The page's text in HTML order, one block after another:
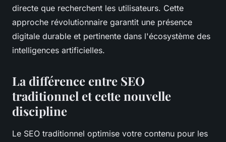
directe que recherchent les utilisateurs. Cette
approche révolutionnaire garantit une présence
digitale durable et pertinente dans l'écosystème des
intelligences artificielles.
La différence entre SEO
traditionnel et cette nouvelle
discipline
Le SEO traditionnel optimise votre contenu pour les